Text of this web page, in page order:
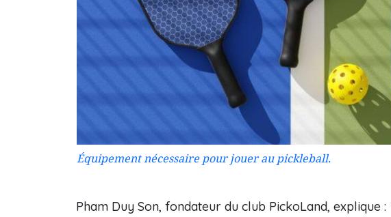
Équipement nécessaire pour jouer au pickleball.
Pham Duy Son, fondateur du club PickoLand, explique :